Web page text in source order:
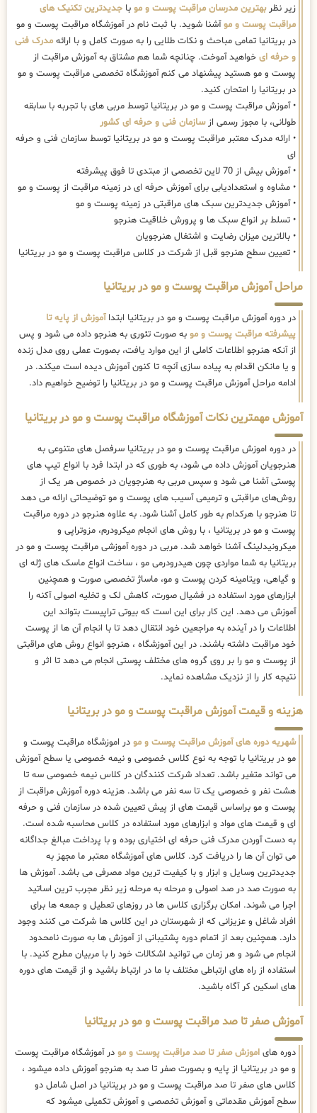
زیر نظربهترین مدرسان مراقبت پوست و مو با جدیدترین تکنیک های
مراقبت پوست و موآشنا شوید. با ثبت نام در آموزشگاه مراقبت پوست و مو
در بریتانیا تمامی مباحث و نکات طلایی را به صورت کامل و با ارائه مدرک فنی
و حرفه ای خواهید آموخت. چنانچه شما هم مشتاق به آموزش مراقبت از
پوست و مو هستید پیشنهاد می کنم آموزشگاه تخصصی مراقبت پوست و مو
در بریتانیا را امتحان کنید.
• آموزش مراقبت پوست و مو در بریتانیا توسط مربی های با تجربه با سابقه
طولانی، با مجوز رسمی ازسازمان فنی و حرفه ای کشور
• ارائه مدرک معتبر مراقبت پوست و مو در بریتانیا توسط سازمان فنی و حرفه
ای
• آموزش بیش از 70 لاین تخصصی از مبتدی تا فوق پیشرفته
• مشاوه و استعدادیابی برای آموزش حرفه ای در زمینه مراقبت از پوست و مو
• آموزش جدیدترین سبک های مراقبتی در زمینه پوست و مو
• تسلط بر انواع سبک ها و پرورش خلاقیت هنرجو
• بالاترین میزان رضایت و اشتغال هنرجویان
• تعیین سطح هنرجو قبل از شرکت در کلاس مراقبت پوست و مو در بریتانیا
مراحل آموزش مراقبت پوست و مو در بریتانیا
در دوره آموزش مراقبت پوست و مو در بریتانیا ابتداآموزش از پایه تا
پیشرفته مراقبت پوست و مو به صورت تئوری به هنرجو داده می شود و پس
از آنکه هنرجو اطلاعات کاملی از این موارد یافت، بصورت عملی روی مدل زنده
و یا مانکن اقدام به پیاده سازی آنچه تا کنون آموزش دیده است میکند. در
ادامه مراحل آموزش مراقبت پوست و مو در بریتانیا را توضیح خواهیم داد.
آموزش مهمترین نکات آموزشگاه مراقبت پوست و مو در بریتانیا
در دوره اموزش مراقبت پوست و مو در بریتانیا سرفصل های متنوعی به
هنرجویان آموزش داده می شود، به طوری که در ابتدا فرد با انواع تیپ های
پوستی آشنا می شود و سپس مربی به هنرجویان در خصوص هر یک از
روش‌های مراقبتی و ترمیمی آسیب های پوست و مو توضیحاتی ارائه می دهد
تا هنرجو با هرکدام به طور کامل آشنا شود. به علاوه هنرجو در دوره مراقبت
پوست و مو در بریتانیا ، با روش های انجام میکرودرم، مزوتراپی و
میکرونیدلینگ آشنا خواهد شد. مربی در دوره آموزشی مراقبت پوست و مو در
بریتانیا به شما مواردی چون هیدرودرمی مو ، ساخت انواع ماسک های ژله ای
و گیاهی، ویتامینه کردن پوست و مو، ماساژ تخصصی صورت و همچنین
ابزارهای مورد استفاده در فشیال صورت، کاهش لک و تخلیه اصولی آکنه را
آموزش می دهد. این کار برای این است که بیوتی تراپیست بتواند این
اطلاعات را در آینده به مراجعین خود انتقال دهد تا با انجام آن ها از پوست
خود مراقبت داشته باشند. در این آموزشگاه ، هنرجو انواع روش های مراقبتی
از پوست و مو را بر روی گروه های مختلف پوستی انجام می دهد تا اثر و
نتیجه کار را از نزدیک مشاهده نماید.
هزینه و قیمت آموزش مراقبت پوست و مو در بریتانیا
شهریه دوره های آموزش مراقبت پوست و مو در اموزشگاه مراقبت پوست و
مو در بریتانیا با توجه به نوع کلاس خصوصی و نیمه خصوصی یا سطح آموزش
می تواند متغیر باشد. تعداد شرکت کنندگان در کلاس نیمه خصوصی سه تا
هشت نفر و خصوصی یک تا سه نفر می باشد. هزینه دوره آموزش مراقبت از
پوست و مو براساس قیمت های از پیش تعیین شده در سازمان فنی و حرفه
ای و قیمت های مواد و ابزارهای مورد استفاده در کلاس محاسبه شده است.
به دست آوردن مدرک فنی حرفه ای اختیاری بوده و با پرداخت مبالغ جداگانه
می توان آن ها را دریافت کرد. کلاس های آموزشگاه معتبر ما مجهز به
جدیدترین وسایل و ابزار و با کیفیت ترین مواد مصرفی می باشد. آموزش ها
به صورت صد در صد اصولی و مرحله به مرحله زیر نظر مجرب ترین اساتید
اجرا می شوند. امکان برگزاری کلاس ها در روزهای تعطیل و جمعه ها برای
افراد شاغل و عزیزانی که از شهرستان در این کلاس ها شرکت می کنند وجود
دارد. همچنین بعد از اتمام دوره پشتیبانی از آموزش ها به صورت نامحدود
انجام می شود و هر زمان می توانید اشکالات خود را با مربیان مطرح کنید. با
استفاده از راه های ارتباطی مختلف با ما در ارتباط باشید و از قیمت های دوره
های اسکین کر آگاه باشید.
آموزش صفر تا صد مراقبت پوست و مو در بریتانیا
دوره های اموزش صفر تا صد مراقبت پوست و مو در آموزشگاه مراقبت پوست
و مو در بریتانیا از پایه و بصورت صفر تا صد به هنرجو آموزش داده میشود ،
کلاس های صفر تا صد مراقبت پوست و مو در بریتانیا در اصل شامل دو
سطح آموزش مقدماتی و آموزش تخصصی و آموزش تکمیلی میشود که